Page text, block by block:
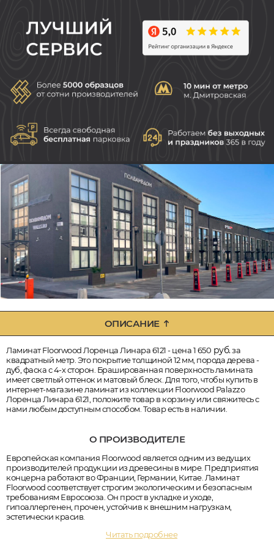
ОПИСАНИЕ
Ламинат Floorwood Лоренца Линара 6121 - цена 1 650 руб.за
квадратный метр. Это покрытие толщиной 12 мм, порода дерева -
дуб, фаска с 4-х сторон. Брашированная поверхность ламината
имеет светлый оттенок и матовый блеск. Для того, чтобы купить в
интернет-магазине ламинат из коллекции Floorwood Palazzo
Лоренца Линара 6121, положите товар в корзину или свяжитесь с
нами любым доступным способом. Товар есть в наличии.
О ПРОИЗВОДИТЕЛЕ
Европейская компания Floorwood является одним из ведущих
производителей продукции из древесины в мире. Предприятия
концерна работают во Франции, Германии, Китае. Ламинат
Floorwood соответствует строгим экологическим и безопасным
требованиям Евросоюза. Он прост в укладке и уходе,
гипоаллергенен, прочен, устойчив к внешним нагрузкам,
эстетически красив.
Читать подробнее